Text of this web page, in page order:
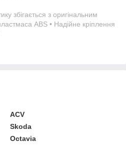
збігається з оригінальним
ABS • Надійне кріплення
ACV
Skoda
Octavia